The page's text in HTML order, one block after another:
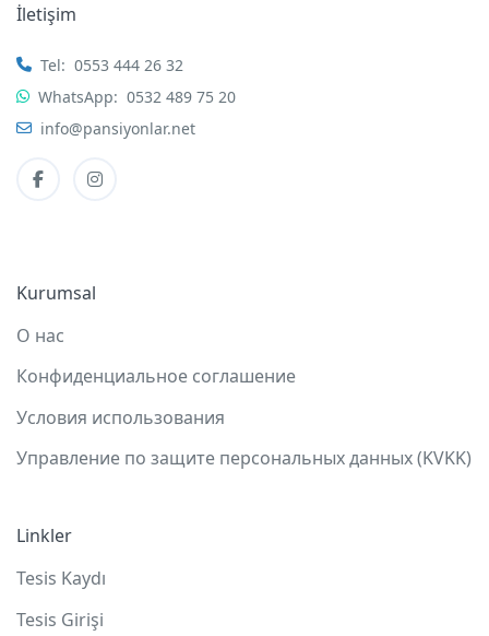
İletişim
Tel: 0553 444 26 32
WhatsApp: 0532 489 75 20
info@pansiyonlar.net
Kurumsal
О нас
Конфиденциальное соглашение
Условия использования
Управление по защите персональных данных (KVKK)
Linkler
Tesis Kaydı
Tesis Girişi